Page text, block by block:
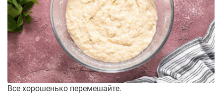
Все хорошенько перемешайте.